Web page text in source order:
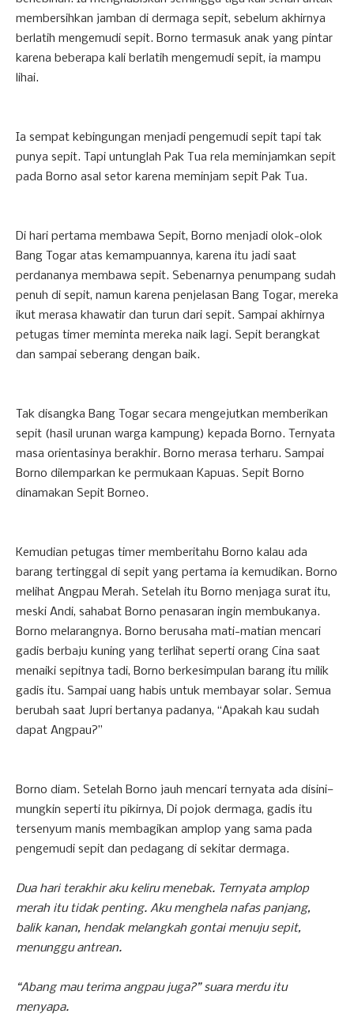
membersihkan jamban di dermaga sepit, sebelum akhirnya
berlatih mengemudi sepit. Borno termasuk anak yang pintar
karena beberapa kali berlatih mengemudi sepit, ia mampu
lihai.
Ia sempat kebingungan menjadi pengemudi sepit tapi tak
punya sepit. Tapi untunglah Pak Tua rela meminjamkan sepit
pada Borno asal setor karena meminjam sepit Pak Tua.
Di hari pertama membawa Sepit, Borno menjadi olok-olok
Bang Togar atas kemampuannya, karena itu jadi saat
perdananya membawa sepit. Sebenarnya penumpang sudah
penuh di sepit, namun karena penjelasan Bang Togar, mereka
ikut merasa khawatir dan turun dari sepit. Sampai akhirnya
petugas timer meminta mereka naik lagi. Sepit berangkat
dan sampai seberang dengan baik.
Tak disangka Bang Togar secara mengejutkan memberikan
sepit (hasil urunan warga kampung) kepada Borno. Ternyata
masa orientasinya berakhir. Borno merasa terharu. Sampai
Borno dilemparkan ke permukaan Kapuas. Sepit Borno
dinamakan Sepit Borneo.
Kemudian petugas timer memberitahu Borno kalau ada
barang tertinggal di sepit yang pertama ia kemudikan. Borno
melihat Angpau Merah. Setelah itu Borno menjaga surat itu,
meski Andi, sahabat Borno penasaran ingin membukanya.
Borno melarangnya. Borno berusaha mati-matian mencari
gadis berbaju kuning yang terlihat seperti orang Cina saat
menaiki sepitnya tadi, Borno berkesimpulan barang itu milik
gadis itu. Sampai uang habis untuk membayar solar. Semua
berubah saat Jupri bertanya padanya, “Apakah kau sudah
dapat Angpau?”
Borno diam. Setelah Borno jauh mencari ternyata ada disini—
mungkin seperti itu pikirnya, Di pojok dermaga, gadis itu
tersenyum manis membagikan amplop yang sama pada
pengemudi sepit dan pedagang di sekitar dermaga.
Dua hari terakhir aku keliru menebak. Ternyata amplop
merah itu tidak penting. Aku menghela nafas panjang,
balik kanan, hendak melangkah gontai menuju sepit,
menunggu antrean.
“Abang mau terima angpau juga?” suara merdu itu
menyapa.